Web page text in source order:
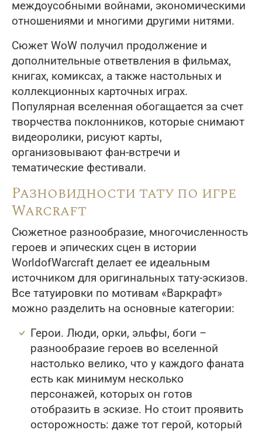
междоусобными войнами, экономическими
отношениями и многими другими нитями.
Сюжет WoW получил продолжение и
дополнительные ответвления в фильмах,
книгах, комиксах, а также настольных и
коллекционных карточных играх.
Популярная вселенная обогащается за счет
творчества поклонников, которые снимают
видеоролики, рисуют карты,
организовывают фан-встречи и
тематические фестивали.
Разновидности тату по игре
Warcraft
Сюжетное разнообразие, многочисленность
героев и эпических сцен в истории
WorldofWarcraft делает ее идеальным
источником для оригинальных тату-эскизов.
Все татуировки по мотивам «Варкрафт»
можно разделить на основные категории:
Герои. Люди, орки, эльфы, боги –
разнообразие героев во вселенной
настолько велико, что у каждого фаната
есть как минимум несколько
персонажей, которых он готов
отобразить в эскизе. Но стоит проявить
осторожность: даже тот герой, который